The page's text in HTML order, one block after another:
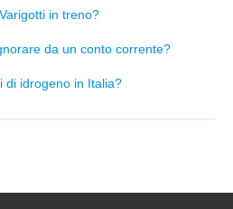
in treno?
da un conto corrente?
di idrogeno in Italia?